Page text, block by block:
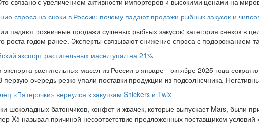
связано с увеличением активности импортеров и высокими ценами на
спроса на снеки в России: почему падают продажи рыбных закусок и
падают розничные продажи сушеных рыбных закусок: категория снеков в
роста годом ранее. Эксперты связывают снижение спроса с подорожанием
экспорт растительных масел упал на 21%
растительных масел из России в январе—октябре 2025 года
первую очередь резко упали поставки продукции из подсолнечника.
«Пятерочки» вернулся к закупкам Snickers и Twix
шоколадных батончиков, конфет и жвачек, которые выпускает Mars, были
X5 называл причиной несоответствие предложенных поставщиком условий